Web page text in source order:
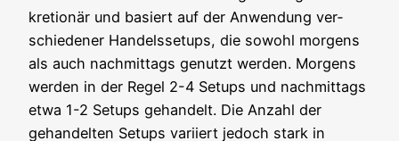
kre­tio­när und basiert auf der Anwen­dung ver­
schie­de­ner Han­dels­set­ups, die sowohl mor­gens
als auch nach­mit­tags genutzt wer­den. Mor­gens
wer­den in der Regel 2-4 Set­ups und nach­mit­tags
etwa 1-2 Set­ups gehan­delt. Die Anzahl der
gehan­del­ten Set­ups vari­iert jedoch stark in